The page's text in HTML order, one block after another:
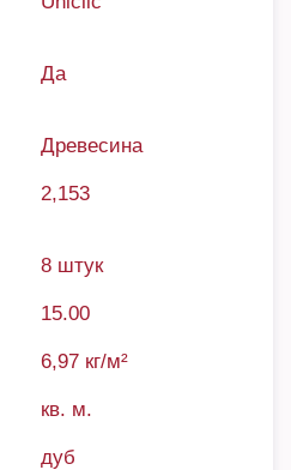
Да
Древесина
2,153
8 штук
15.00
6,97 кг/м²
кв. м.
дуб